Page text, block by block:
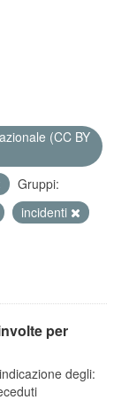
(CC BY
Gruppi:
incidenti
per
degli: